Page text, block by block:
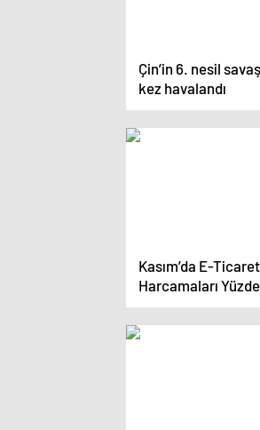
Çin’in 6. nesil
kez havalandı
Kasım’da E-Ticaret
Harcamaları